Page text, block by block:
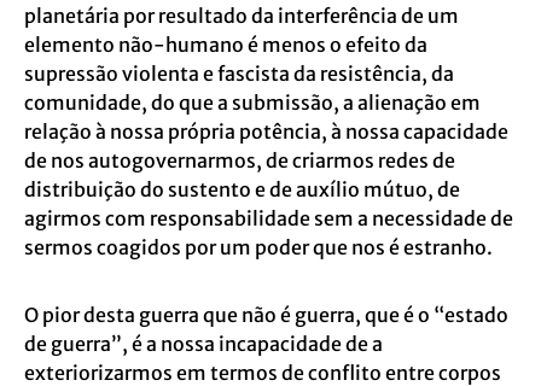
planetária por resultado da interferência de um
elemento não-humano é menos o efeito da
supressão violenta e fascista da resistência, da
comunidade, do que a submissão, a alienação em
relação à nossa própria potência, à nossa capacidade
de nos autogovernarmos, de criarmos redes de
distribuição do sustento e de auxílio mútuo, de
agirmos com responsabilidade sem a necessidade de
sermos coagidos por um poder que nos é estranho.
O pior desta guerra que não é guerra, que é o “estado
de guerra”, é a nossa incapacidade de a
exteriorizarmos em termos de conflito entre corpos